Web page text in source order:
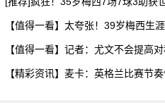
【值得一看】太夸张！39岁梅西生
【值得一看】记者：尤文不会提高
【精彩资讯】麦卡：英格兰比赛节